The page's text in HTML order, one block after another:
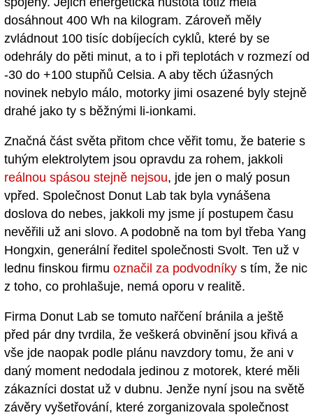
dosáhnout 400 Wh na kilogram. Zároveň měly
zvládnout 100 tisíc dobíjecích cyklů, které by se
odehrály do pěti minut, a to i při teplotách v rozmezí od
-30 do +100 stupňů Celsia. A aby těch úžasných
novinek nebylo málo, motorky jimi osazené byly stejně
drahé jako ty s běžnými li-ionkami.
Značná část světa přitom chce věřit tomu, že baterie s
tuhým elektrolytem jsou opravdu za rohem, jakkoli
reálnou spásou stejně nejsou, jde jen o malý posun
vpřed. Společnost Donut Lab tak byla vynášena
doslova do nebes, jakkoli my jsme jí postupem času
nevěřili už ani slovo. A podobně na tom byl třeba Yang
Hongxin, generální ředitel společnosti Svolt. Ten už v
lednu finskou firmu označil za podvodníky s tím, že nic
z toho, co prohlašuje, nemá oporu v realitě.
Firma Donut Lab se tomuto nařčení bránila a ještě
před pár dny tvrdila, že veškerá obvinění jsou křivá a
vše jde naopak podle plánu navzdory tomu, že ani v
daný moment nedodala jedinou z motorek, které měli
zákazníci dostat už v dubnu. Jenže nyní jsou na světě
závěry vyšetřování, které zorganizovala společnost